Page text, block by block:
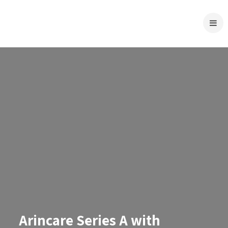
Arincare Series A with